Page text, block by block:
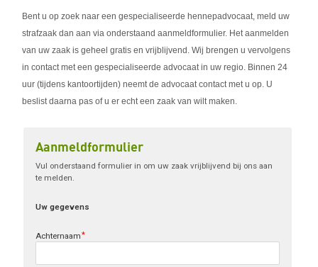
Bent u op zoek naar een gespecialiseerde hennepadvocaat, meld uw
strafzaak dan aan via onderstaand aanmeldformulier. Het aanmelden
van uw zaak is geheel gratis en vrijblijvend. Wij brengen u vervolgens
in contact met een gespecialiseerde advocaat in uw regio. Binnen 24
uur (tijdens kantoortijden) neemt de advocaat contact met u op. U
beslist daarna pas of u er echt een zaak van wilt maken.
Aanmeldformulier
Vul onderstaand formulier in om uw zaak vrijblijvend bij ons aan
te melden.
Uw gegevens
Achternaam